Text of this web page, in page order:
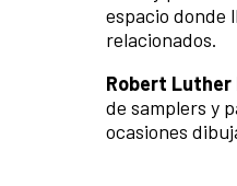
espacio donde
relacionados.
Robert Luther
de samplers y
ocasiones